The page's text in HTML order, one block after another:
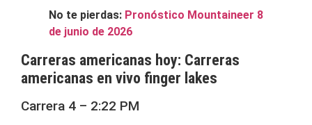
No te pierdas: Pronóstico Mountaineer 8
de junio de 2026
Carreras americanas hoy: Carreras
americanas en vivo finger lakes
Carrera 4 – 2:22 PM